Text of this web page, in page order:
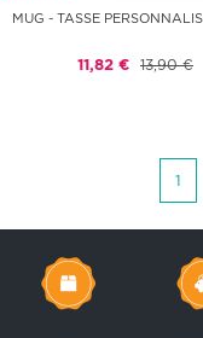
MUG - TASSE
11,82 € 13,90 €
1